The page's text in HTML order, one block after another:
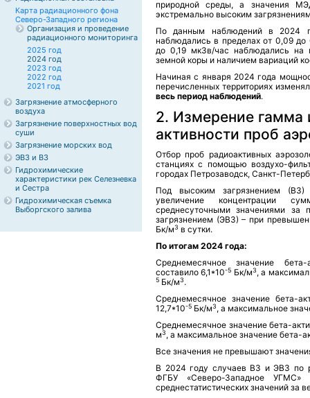
Карта радиационного фона
Северо-Западного региона
Организация и проведение
радиационного мониторинга
2025 год
2024 год
2023 год
2022 год
2021 год
Загрязнение атмосферного
воздуха
Загрязнение поверхностных вод
суши
Загрязнение морских вод
ЭВЗ и ВЗ
Гидрохимические
характеристики рек Селезневка
и Сестра
Гидрохимическая съемка
Выборгского залива
природной среды, а значения
экстремально высоким
По данным наблюдений в 2024
наблюдались в пределах от 0,09
до 0,19 мкЗв/час наблюдались на
земной коры и наличием вариаций
Начиная с января 2024 года
перечисленных территориях
весь период наблюдений.
2. Измерение гамма
активности проб
Отбор проб радиоактивных
станциях с помощью воздухо-
городах Петрозаводск, Санкт-
Под высоким загрязнением
увеличение концентрации
среднесуточными значениями
загрязнением (ЭВЗ) – при
Бк/м3 в сутки.
По итогам 2024 года:
Среднемесячное значение
составило 6,1*10-5 Бк/м3, а
5 Бк/м3.
Среднемесячное значение бета-
12,7*10-5 Бк/м3, а максимальное
Среднемесячное значение бета-
м3, а максимальное значение бета-
Все значения не превышают
В 2024 году случаев ВЗ и ЭВЗ по
ФГБУ «Северо-Западное
среднестатистических значений за